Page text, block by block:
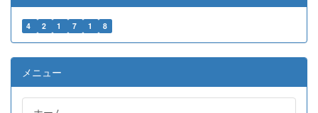
4 2 1 7 1 8
メニュー